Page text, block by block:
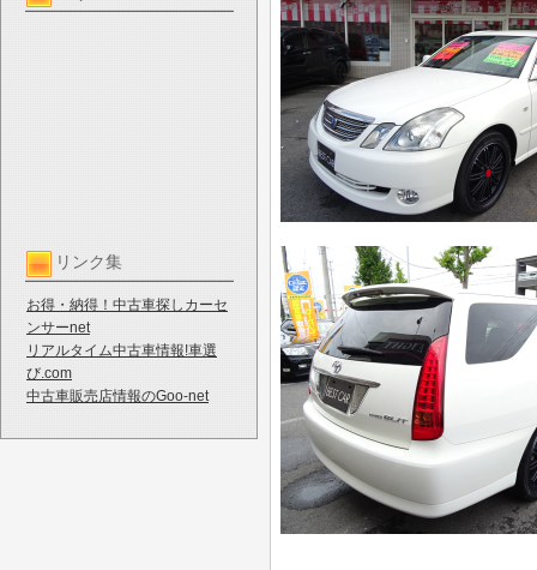
リンク集
お得・納得！中古車探しカーセ
ンサーnet
リアルタイム中古車情報!車選
び.com
中古車販売店情報のGoo-net